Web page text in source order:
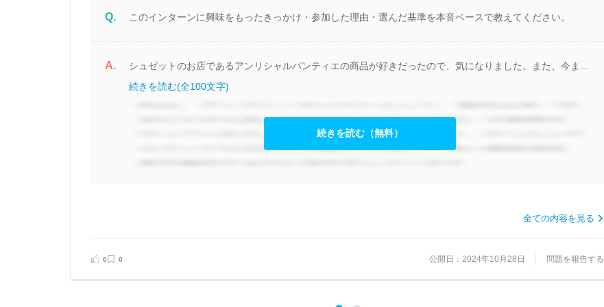
Q. このインターンに興味をもったきっかけ・参加した理由・選んだ基準を本音ベースで教えてください。
A.
シュゼットのお店であるアンリシャルパンティエの商品が好きだったので、気になりました。また、今ま...
続きを読む(全100文字)
続きを読む（無料）
全ての内容を見る
0 0 公開日：2024年10月28日 問題を報告する